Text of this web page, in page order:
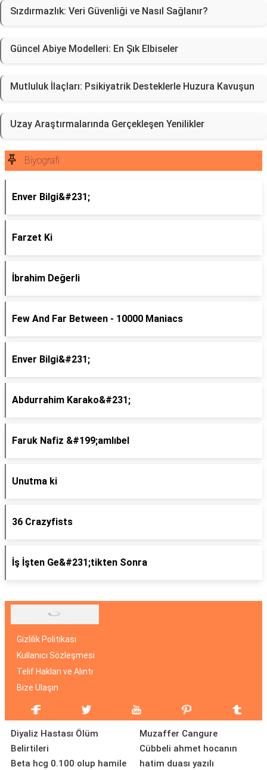
Sızdırmazlık: Veri Güvenliği ve Nasıl Sağlanır?
Güncel Abiye Modelleri: En Şık Elbiseler
Mutluluk İlaçları: Psikiyatrik Desteklerle Huzura Kavuşun
Uzay Araştırmalarında Gerçekleşen Yenilikler
Biyografi
Enver Bilgi&#231;
Farzet Ki
İbrahim Değerli
Few And Far Between - 10000 Maniacs
Enver Bilgi&#231;
Abdurrahim Karako&#231;
Faruk Nafiz &#199;amlıbel
Unutma ki
36 Crazyfists
İş İşten Ge&#231;tikten Sonra
Gizlilik Politikası
Kullanıcı Sözleşmesi
Telif Hakları ve Alıntı
Bize Ulaşın
Diyaliz Hastası Ölüm
Belirtileri
Beta hcg 0.100 olup hamile
Muzaffer Cangure
Cübbeli ahmet hocanın
hatim duası yazılı